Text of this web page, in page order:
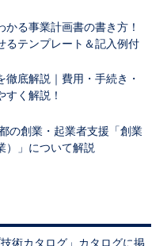
かる事業計画書の書き方！
るテンプレート＆記入例付
徹底解説｜費用・手続き・
すく解説！
の創業・起業者支援「創業
）」について解説
術カタログ」カタログに掲